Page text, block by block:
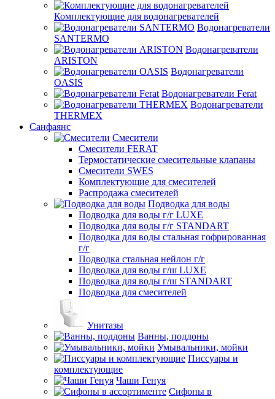
Комплектующие для водонагревателей
Водонагреватели
SANTERMO
Водонагреватели
ARISTON
Водонагреватели
OASIS
Водонагреватели Ferat
Водонагреватели
THERMEX
Санфаянс
Смесители
Смесители FERAT
Термостатические смесительные клапаны
Смесители SWES
Комплектующие для смесителей
Распродажа смесителей
Подводка для воды
Подводка для воды г/г LUXE
Подводка для воды г/г STANDART
Подводка для воды стальная гофрированная
г/г
Подводка стальная нейлон г/г
Подводка для воды г/ш LUXE
Подводка для воды г/ш STANDART
Подводка для смесителей
Унитазы
Ванны, поддоны
Умывальники, мойки
Писсуары и
комплектующие
Чаши Генуя
Сифоны в